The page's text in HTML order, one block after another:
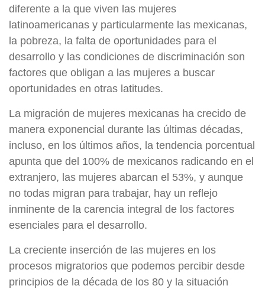
diferente a la que viven las mujeres
latinoamericanas y particularmente las mexicanas,
la pobreza, la falta de oportunidades para el
desarrollo y las condiciones de discriminación son
factores que obligan a las mujeres a buscar
oportunidades en otras latitudes.
La migración de mujeres mexicanas ha crecido de
manera exponencial durante las últimas décadas,
incluso, en los últimos años, la tendencia porcentual
apunta que del 100% de mexicanos radicando en el
extranjero, las mujeres abarcan el 53%, y aunque
no todas migran para trabajar, hay un reflejo
inminente de la carencia integral de los factores
esenciales para el desarrollo.
La creciente inserción de las mujeres en los
procesos migratorios que podemos percibir desde
principios de la década de los 80 y la situación